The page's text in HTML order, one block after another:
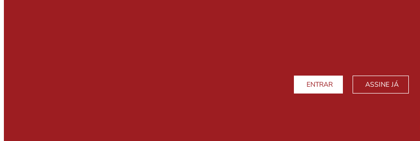
ENTRAR ASSINE JÁ